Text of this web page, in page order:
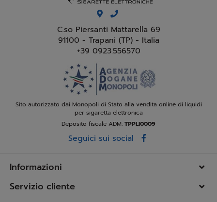
C.so Piersanti Mattarella 69
91100 - Trapani (TP) - Italia
+39 0923.556570
Sito autorizzato dai Monopoli di Stato alla vendita online di liquidi
per sigaretta elettronica
Deposito fiscale ADM: TPPLI0009
Seguici sui social
Informazioni
Servizio cliente